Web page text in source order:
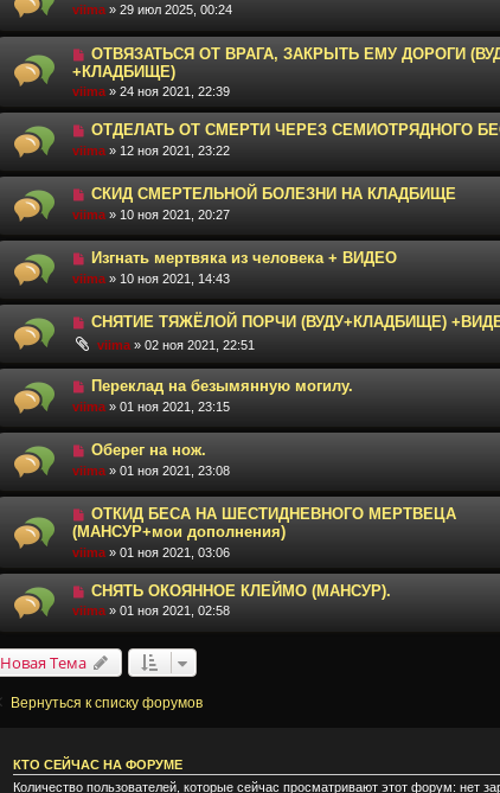
viima » 29 июл 2025, 00:24
ОТВЯЗАТЬСЯ ОТ ВРАГА, ЗАКРЫТЬ ЕМУ ДОРОГИ
+КЛАДБИЩЕ)
viima » 24 ноя 2021, 22:39
ОТДЕЛАТЬ ОТ СМЕРТИ ЧЕРЕЗ СЕМИОТРЯДНОГО
viima » 12 ноя 2021, 23:22
СКИД СМЕРТЕЛЬНОЙ БОЛЕЗНИ НА КЛАДБИЩЕ
viima » 10 ноя 2021, 20:27
Изгнать мертвяка из человека + ВИДЕО
viima » 10 ноя 2021, 14:43
СНЯТИЕ ТЯЖЁЛОЙ ПОРЧИ (ВУДУ+КЛАДБИЩЕ)
viima » 02 ноя 2021, 22:51
Переклад на безымянную могилу.
viima » 01 ноя 2021, 23:15
Оберег на нож.
viima » 01 ноя 2021, 23:08
ОТКИД БЕСА НА ШЕСТИДНЕВНОГО МЕРТВЕЦА
(МАНСУР+мои дополнения)
viima » 01 ноя 2021, 03:06
СНЯТЬ ОКОЯННОЕ КЛЕЙМО (МАНСУР).
viima » 01 ноя 2021, 02:58
Новая Тема
Вернуться к списку форумов
КТО СЕЙЧАС НА ФОРУМЕ
Количество пользователей, которые сейчас просматривают этот форум: нет